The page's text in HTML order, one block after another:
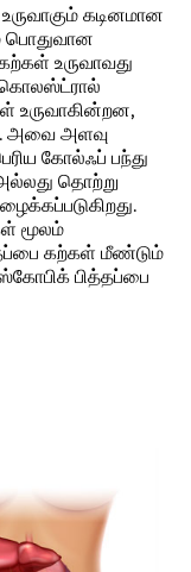
கடினமான
பொதுவான
உருவாவது
கொலஸ்ட்ரால்
உருவாகின்றன,
அவை அளவு
கோல்ஃப் பந்து
தொற்று
மூலம்
கற்கள் மீண்டும்
பித்தப்பை